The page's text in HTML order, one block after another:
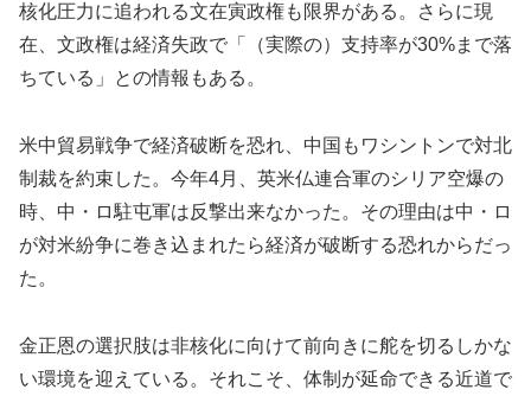
核化圧力に追われる文在寅政権も限界がある。さらに現
在、文政権は経済失政で「（実際の）支持率が30%まで落
ちている」との情報もある。
米中貿易戦争で経済破断を恐れ、中国もワシントンで対北
制裁を約束した。今年4月、英米仏連合軍のシリア空爆の
時、中・ロ駐屯軍は反撃出来なかった。その理由は中・ロ
が対米紛争に巻き込まれたら経済が破断する恐れからだっ
た。
金正恩の選択肢は非核化に向けて前向きに舵を切るしかな
い環境を迎えている。それこそ、体制が延命できる近道で